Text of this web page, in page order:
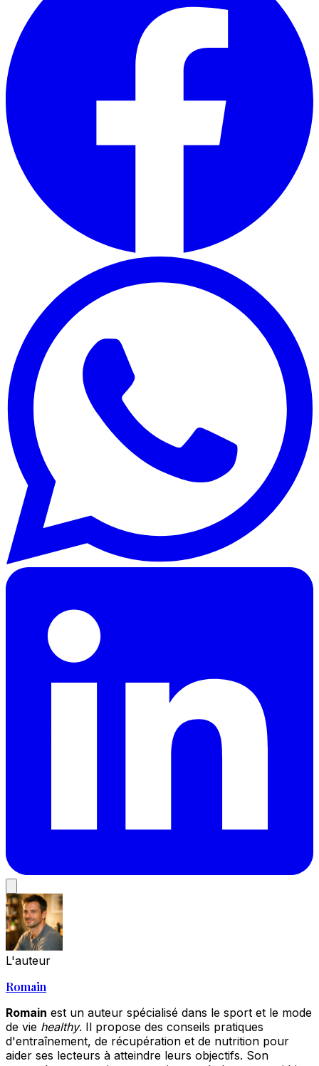
L'auteur
Romain
Romain est un auteur spécialisé dans le sport et le mode
de vie healthy. Il propose des conseils pratiques
d'entraînement, de récupération et de nutrition pour
aider ses lecteurs à atteindre leurs objectifs. Son